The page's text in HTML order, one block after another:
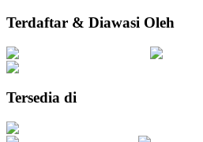
Terdaftar & Diawasi Oleh
Tersedia di